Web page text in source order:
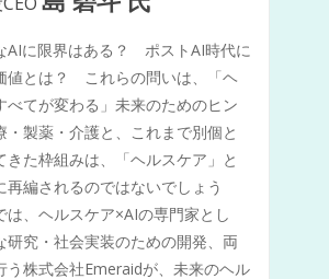
AIに限界はある？ ポストAI時代に
値とは？ これらの問いは、「ヘ
べてが変わる」未来のためのヒン
・製薬・介護と、これまで別個と
きた枠組みは、「ヘルスケア」と
再編されるのではないでしょう
は、ヘルスケア×AIの専門家とし
研究・社会実装のための開発、両
う株式会社Emeraidが、未来のヘル